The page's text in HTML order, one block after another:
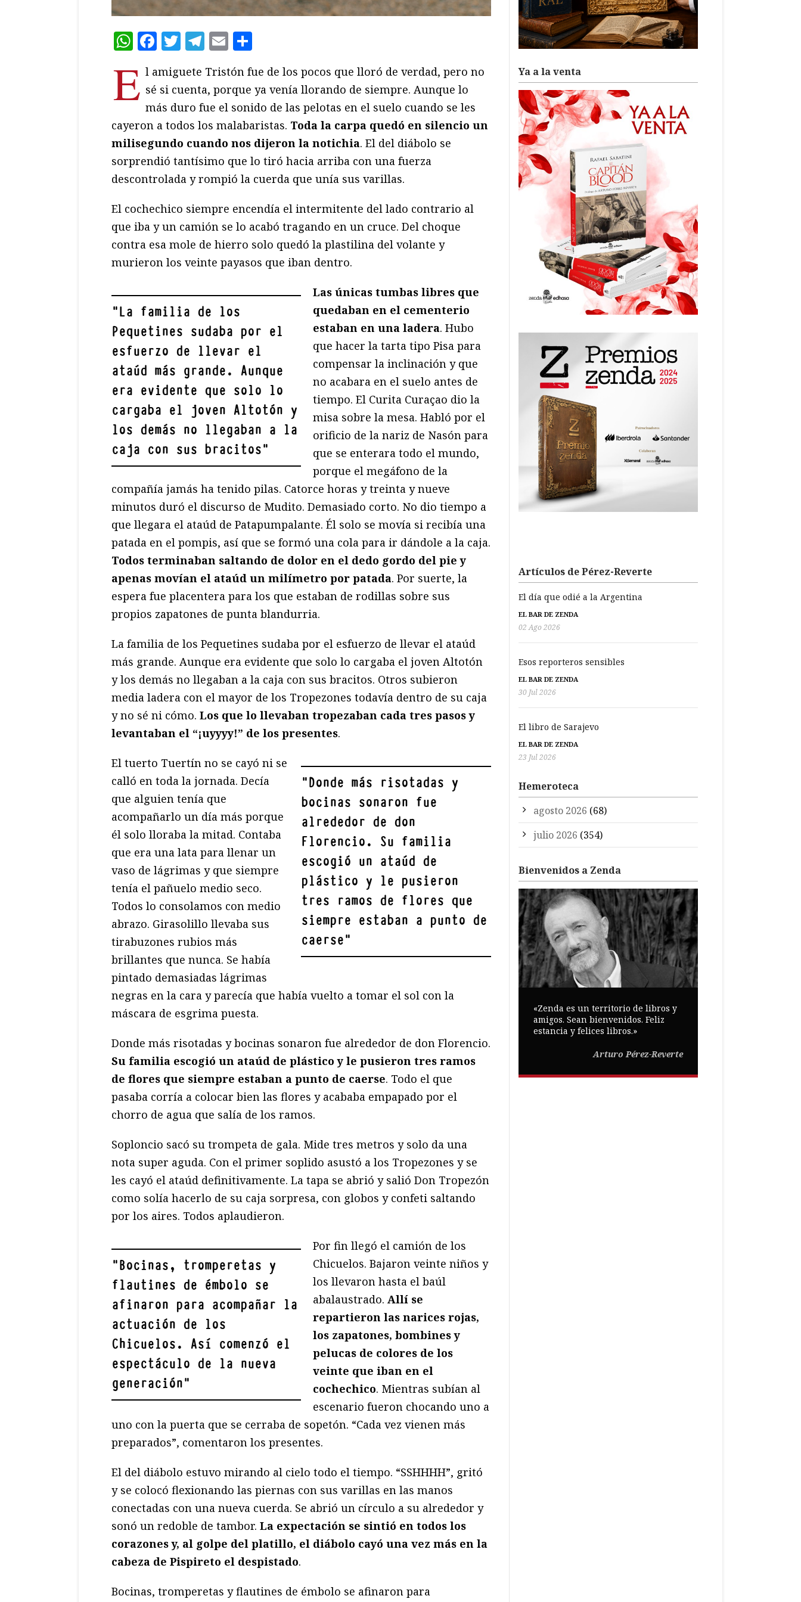
WhatsApp
Facebook
Twitter
Telegram
Email
E l amiguete Tristón fue de los pocos que lloró de verdad, pero no
sé si cuenta, porque ya venía llorando de siempre. Aunque lo
más duro fue el sonido de las pelotas en el suelo cuando se les
cayeron a todos los malabaristas. Toda la carpa quedó en silencio un
milisegundo cuando nos dijeron la notichia. El del diábolo se
sorprendió tantísimo que lo tiró hacia arriba con una fuerza
descontrolada y rompió la cuerda que unía sus varillas.
El cochechico siempre encendía el intermitente del lado contrario al
que iba y un camión se lo acabó tragando en un cruce. Del choque
contra esa mole de hierro solo quedó la plastilina del volante y
murieron los veinte payasos que iban dentro.
"La familia de los
Pequetines sudaba por el
esfuerzo de llevar el
ataúd más grande. Aunque
era evidente que solo lo
cargaba el joven Altotón y
los demás no llegaban a la
caja con sus bracitos"
Las únicas tumbas libres que
quedaban en el cementerio
estaban en una ladera. Hubo
que hacer la tarta tipo Pisa para
compensar la inclinación y que
no acabara en el suelo antes de
tiempo. El Curita Curaçao dio la
misa sobre la mesa. Habló por el
orificio de la nariz de Nasón para
que se enterara todo el mundo,
porque el megáfono de la
compañía jamás ha tenido pilas. Catorce horas y treinta y nueve
minutos duró el discurso de Mudito. Demasiado corto. No dio tiempo a
que llegara el ataúd de Patapumpalante. Él solo se movía si recibía una
patada en el pompis, así que se formó una cola para ir dándole a la caja.
Todos terminaban saltando de dolor en el dedo gordo del pie y
apenas movían el ataúd un milímetro por patada. Por suerte, la
espera fue placentera para los que estaban de rodillas sobre sus
propios zapatones de punta blandurria.
La familia de los Pequetines sudaba por el esfuerzo de llevar el ataúd
más grande. Aunque era evidente que solo lo cargaba el joven Altotón
y los demás no llegaban a la caja con sus bracitos. Otros subieron
media ladera con el mayor de los Tropezones todavía dentro de su caja
y no sé ni cómo. Los que lo llevaban tropezaban cada tres pasos y
levantaban el “¡uyyyy!” de los presentes.
"Donde más risotadas y
bocinas sonaron fue
alrededor de don
Florencio. Su familia
escogió un ataúd de
plástico y le pusieron
tres ramos de flores que
siempre estaban a punto de
caerse"
El tuerto Tuertín no se cayó ni se
calló en toda la jornada. Decía
que alguien tenía que
acompañarlo un día más porque
él solo lloraba la mitad. Contaba
que era una lata para llenar un
vaso de lágrimas y que siempre
tenía el pañuelo medio seco.
Todos lo consolamos con medio
abrazo. Girasolillo llevaba sus
tirabuzones rubios más
brillantes que nunca. Se había
pintado demasiadas lágrimas
negras en la cara y parecía que había vuelto a tomar el sol con la
máscara de esgrima puesta.
Donde más risotadas y bocinas sonaron fue alrededor de don Florencio.
Su familia escogió un ataúd de plástico y le pusieron tres ramos
de flores que siempre estaban a punto de caerse. Todo el que
pasaba corría a colocar bien las flores y acababa empapado por el
chorro de agua que salía de los ramos.
Soploncio sacó su trompeta de gala. Mide tres metros y solo da una
nota super aguda. Con el primer soplido asustó a los Tropezones y se
les cayó el ataúd definitivamente. La tapa se abrió y salió Don Tropezón
como solía hacerlo de su caja sorpresa, con globos y confeti saltando
por los aires. Todos aplaudieron.
"Bocinas, tromperetas y
flautines de émbolo se
afinaron para acompañar la
actuación de los
Chicuelos. Así comenzó el
espectáculo de la nueva
generación"
Por fin llegó el camión de los
Chicuelos. Bajaron veinte niños y
los llevaron hasta el baúl
abalaustrado.Allí se
repartieron las narices rojas,
los zapatones, bombines y
pelucas de colores de los
veinte que iban en el
cochechico. Mientras subían al
escenario fueron chocando uno a
uno con la puerta que se cerraba de sopetón. “Cada vez vienen más
preparados”, comentaron los presentes.
El del diábolo estuvo mirando al cielo todo el tiempo. “SSHHHH”, gritó
y se colocó flexionando las piernas con sus varillas en las manos
conectadas con una nueva cuerda. Se abrió un círculo a su alrededor y
sonó un redoble de tambor. La expectación se sintió en todos los
corazones y, al golpe del platillo, el diábolo cayó una vez más en la
cabeza de Pispireto el despistado.
Bocinas, tromperetas y flautines de émbolo se afinaron para
Ya a la venta
Artículos de Pérez-Reverte
El día que odié a la Argentina
EL BAR DE ZENDA
02 Ago 2026
Esos reporteros sensibles
EL BAR DE ZENDA
30 Jul 2026
El libro de Sarajevo
EL BAR DE ZENDA
23 Jul 2026
Hemeroteca
agosto 2026 (68)
julio 2026 (354)
Bienvenidos a Zenda
«Zenda es un territorio de libros y
amigos. Sean bienvenidos. Feliz
estancia y felices libros.»
Arturo Pérez-Reverte